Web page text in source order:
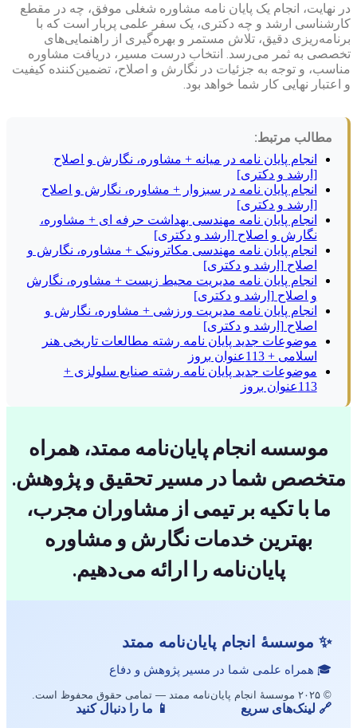
در نهایت، انجام یک پایان نامه مشاوره شغلی موفق، چه در مقطع
کارشناسی ارشد و چه دکتری، یک سفر علمی پربار است که با
برنامه‌ریزی دقیق، تلاش مستمر و بهره‌گیری از راهنمایی‌های
تخصصی به ثمر می‌رسد. انتخاب درست مسیر، دریافت مشاوره
مناسب، و توجه به جزئیات در نگارش و اصلاح، تضمین‌کننده کیفیت
و اعتبار نهایی کار شما خواهد بود.
مطالب مرتبط:
انجام پایان نامه در میانه + مشاوره، نگارش و اصلاح
[ارشد و دکتری]
انجام پایان نامه در سبزوار + مشاوره، نگارش و اصلاح
[ارشد و دکتری]
انجام پایان نامه مهندسی بهداشت حرفه ای + مشاوره،
نگارش و اصلاح [ارشد و دکتری]
انجام پایان نامه مهندسی مکاترونیک + مشاوره، نگارش و
اصلاح [ارشد و دکتری]
انجام پایان نامه مدیریت محیط زیست + مشاوره، نگارش
و اصلاح [ارشد و دکتری]
انجام پایان نامه مدیریت ورزشی + مشاوره، نگارش و
اصلاح [ارشد و دکتری]
موضوعات جدید پایان نامه رشته مطالعات تاریخی هنر
اسلامی + 113عنوان بروز
موضوعات جدید پایان نامه رشته صنایع سلولزی +
113عنوان بروز
موسسه انجام پایان‌نامه ممتد، همراه
متخصص شما در مسیر تحقیق و پژوهش.
ما با تکیه بر تیمی از مشاوران مجرب،
بهترین خدمات نگارش و مشاوره
پایان‌نامه را ارائه می‌دهیم.
✨ موسسهٔ انجام پایان‌نامه ممتد
🎓 همراه علمی شما در مسیر پژوهش و دفاع
© ۲۰۲۵ موسسهٔ انجام پایان‌نامه ممتد — تمامی حقوق محفوظ است.
🔗 لینک‌های سریع 📱 ما را دنبال کنید